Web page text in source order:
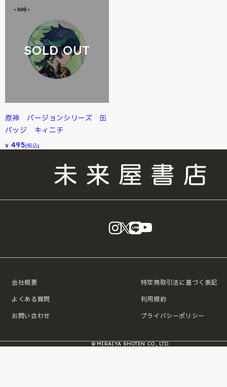
SOLD OUT
原神 バージョンシリーズ 缶
バッジ キィニチ
¥ 495(税込)
instagram
X LINE
会社概要
よくある質問
お問い合わせ
特定商取引法に基づく表記
利用規約
プライバシーポリシー
© MIRAIYA SHOTEN CO., LTD.